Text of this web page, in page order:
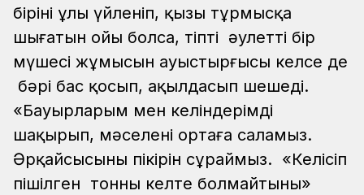
бірінің ұлы үйленіп, қызы тұрмысқа
шығатын ойы болса, тіпті әулеттің бір
мүшесі жұмысын ауыстырғысы келсе де
бәрі бас қосып, ақылдасып шешеді.
«Бауырларым мен келіндерімді
шақырып, мәселені ортаға саламыз.
Әрқайсысының пікірін сұраймыз. «Келісіп
пішілген тонның келте болмайтыны»